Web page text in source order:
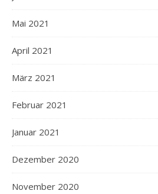
Mai 2021
April 2021
März 2021
Februar 2021
Januar 2021
Dezember 2020
November 2020